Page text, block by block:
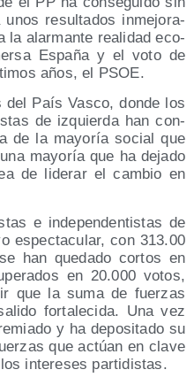
resul­ta­dos inme­jo­ra­
la alar­man­te reali­dad eco­
Espa­ña y el voto de
años, el PSOE.
País Vas­co, don­de los
de izquier­da han con­
de la mayo­ría social que
mayo­ría que ha deja­do
de lide­rar el cam­bio en
e inde­pen­den­tis­tas de
espec­ta­cu­lar, con 313.00
han que­da­do cor­tos en
en 20.000 votos,
que la suma de fuer­zas
for­ta­le­ci­da. Una vez
y ha depo­si­ta­do su
que actúan en cla­ve
intere­ses partidistas.